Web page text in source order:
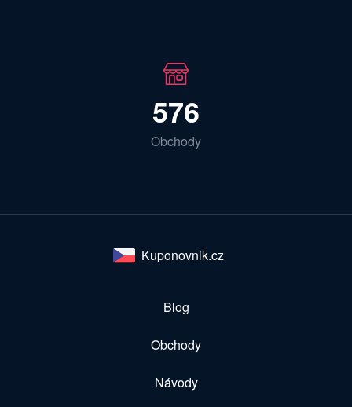
576
Obchody
Kuponovnik.cz
Blog
Obchody
Návody